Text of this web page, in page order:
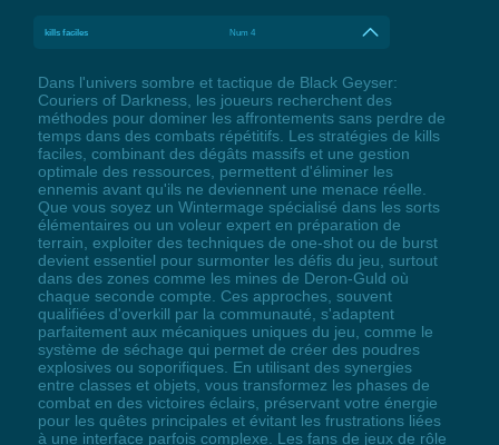
kills faciles Num 4
Dans l'univers sombre et tactique de Black Geyser:
Couriers of Darkness, les joueurs recherchent des
méthodes pour dominer les affrontements sans perdre de
temps dans des combats répétitifs. Les stratégies de kills
faciles, combinant des dégâts massifs et une gestion
optimale des ressources, permettent d'éliminer les
ennemis avant qu'ils ne deviennent une menace réelle.
Que vous soyez un Wintermage spécialisé dans les sorts
élémentaires ou un voleur expert en préparation de
terrain, exploiter des techniques de one-shot ou de burst
devient essentiel pour surmonter les défis du jeu, surtout
dans des zones comme les mines de Deron-Guld où
chaque seconde compte. Ces approches, souvent
qualifiées d'overkill par la communauté, s'adaptent
parfaitement aux mécaniques uniques du jeu, comme le
système de séchage qui permet de créer des poudres
explosives ou soporifiques. En utilisant des synergies
entre classes et objets, vous transformez les phases de
combat en des victoires éclairs, préservant votre énergie
pour les quêtes principales et évitant les frustrations liées
à une interface parfois complexe. Les fans de jeux de rôle